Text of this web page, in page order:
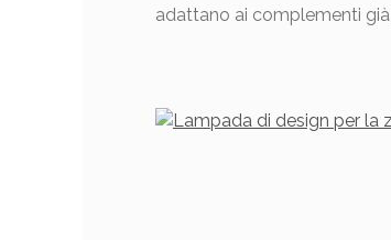
adattano ai complementi